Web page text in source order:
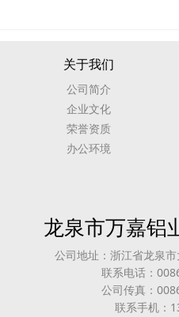
关于我们
公司简介
企业文化
荣誉资质
办公环境
龙泉市万嘉铝
公司地址：浙江省龙泉
联系电话：
公司传真：
联系手机：